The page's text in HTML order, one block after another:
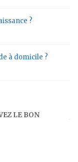
?
à domicile ?
LE BON